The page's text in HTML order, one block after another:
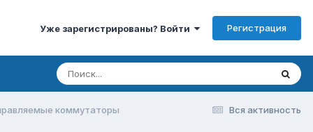
Уже зарегистрированы? Войти Регистрация
Вся активность
коммутаторы